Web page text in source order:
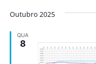
Outubro 2025
QUA
8